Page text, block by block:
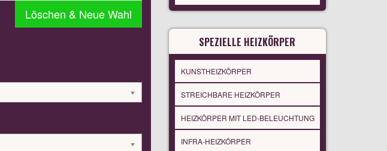
Löschen & Neue Wahl
SPEZIELLE HEIZKÖRPER
KUNSTHEIZKÖRPER
STREICHBARE HEIZKÖRPER
HEIZKÖRPER MIT LED-BELEUCHTUNG
INFRA-HEIZKÖRPER